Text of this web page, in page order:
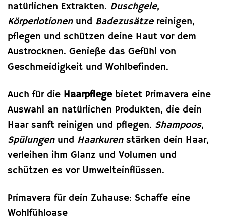
natürlichen Extrakten. Duschgele,
Körperlotionenund Badezusätzereinigen,
pflegen und schützen deine Haut vor dem
Austrocknen. Genieße das Gefühl von
Geschmeidigkeit und Wohlbefinden.
Auch für die Haarpflegebietet Primavera eine
Auswahl an natürlichen Produkten, die dein
Haar sanft reinigen und pflegen. Shampoos,
Spülungenund Haarkurenstärken dein Haar,
verleihen ihm Glanz und Volumen und
schützen es vor Umwelteinflüssen.
Primavera für dein Zuhause: Schaffe eine
Wohlfühloase